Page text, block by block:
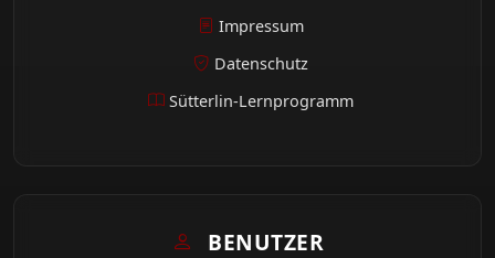
Impressum
Datenschutz
Sütterlin-Lernprogramm
BENUTZER